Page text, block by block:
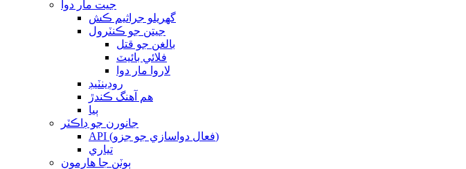
جيت مار دوا
گهريلو جراثيم ڪش
جيتن جو ڪنٽرول
بالغن جو قتل
فلائي بائيٽ
لاروا مار دوا
روڊينٽيڊ
هم آهنگ ڪندڙ
ٻيا
جانورن جو ڊاڪٽر
API (فعال دواسازي جو جزو)
تياري
ٻوٽن جا هارمون